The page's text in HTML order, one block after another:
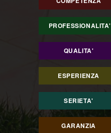
PROFESSIONALITA'
QUALITA'
ESPERIENZA
SERIETA'
GARANZIA